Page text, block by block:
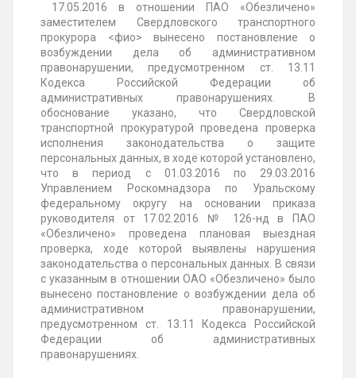
17.05.2016 в отношении ПАО «Обезличено»
заместителем Свердловского транспортного
прокурора <фио> вынесено постановление о
возбуждении дела об административном
правонарушении, предусмотренном ст. 13.11
Кодекса Российской Федерации об
административных правонарушениях. В
обоснование указано, что Свердловской
транспортной прокуратурой проведена проверка
исполнения законодательства о защите
персональных данных, в ходе которой установлено,
что в период с 01.03.2016 по 29.03.2016
Управлением Роскомнадзора по Уральскому
федеральному округу на основании приказа
руководителя от 17.02.2016 № 126-нд в ПАО
«Обезличено» проведена плановая выездная
проверка, ходе которой выявлены нарушения
законодательства о персональныхданных. В связи
с указанным в отношении ОАО «Обезличено» было
вынесено постановление о возбуждении дела об
административном правонарушении,
предусмотренном ст. 13.11 Кодекса Российской
Федерации об административных
правонарушениях.